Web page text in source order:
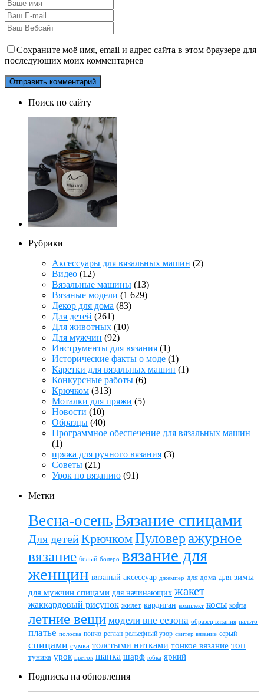
Сохраните моё имя, email и адрес сайта в этом браузере для
последующих моих комментариев
Поиск по сайту
Рубрики
Аксессуары для вязальных машин (2)
Видео (12)
Вязальные машины (13)
Вязаные модели (1 629)
Декор для дома (83)
Для детей (261)
Для животных (10)
Для мужчин (92)
Инструменты для вязания (1)
Исторические факты о моде (1)
Каретки для вязальных машин (1)
Конкурсные работы (6)
Крючком (313)
Моталки для пряжи (5)
Новости (10)
Образцы (40)
Программное обеспечение для вязальных машин
(1)
пряжа для ручного вязания (3)
Советы (21)
Урок по вязанию (91)
Метки
Весна-осеньВязание спицами
Для детейКрючкомПуловер ажурное
вязание белый болеро вязание для
женщин вязаный аксессуар джемпер для дома для зимы
для мужчин спицами для начинающих жакет
жаккардовый рисунок жилет кардиган комплект косы кофта
летние вещи модели вне сезона образец вязания пальто
платье полоска пончо реглан рельефный узор свитер вязание серый
спицами сумка толстыми нитками тонкое вязание топ
туника урок цветок шапка шарф юбка яркий
Подписка на обновления